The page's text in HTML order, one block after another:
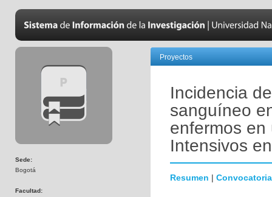
Sede:
Bogotá
Facultad:
Proyectos
Incidencia
sanguíneo
enfermos
Intensivos
Resumen | Convocatoria